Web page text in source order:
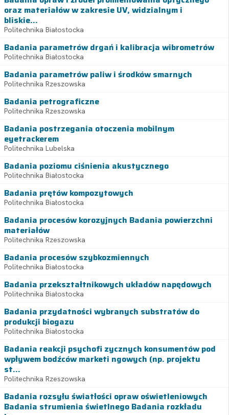
oraz materiałów w zakresie UV, widzialnym i
bliskie...
Politechnika Białostocka
Badania parametrów drgań i kalibracja wibrometrów
Politechnika Białostocka
Badania parametrów paliw i środków smarnych
Politechnika Rzeszowska
Badania petrograficzne
Politechnika Rzeszowska
Badania postrzegania otoczenia mobilnym
eyetrackerem
Politechnika Lubelska
Badania poziomu ciśnienia akustycznego
Politechnika Białostocka
Badania prętów kompozytowych
Politechnika Białostocka
Badania procesów korozyjnych Badania powierzchni
materiałów
Politechnika Rzeszowska
Badania procesów szybkozmiennych
Politechnika Białostocka
Badania przekształtnikowych układów napędowych
Politechnika Białostocka
Badania przydatności wybranych substratów do
produkcji biogazu
Politechnika Białostocka
Badania reakcji psychofi zycznych konsumentów pod
wpływem bodźców marketi ngowych (np. projektu
st...
Politechnika Rzeszowska
Badania rozsyłu światłości opraw oświetleniowych
Badania strumienia świetlnego Badania rozkładu